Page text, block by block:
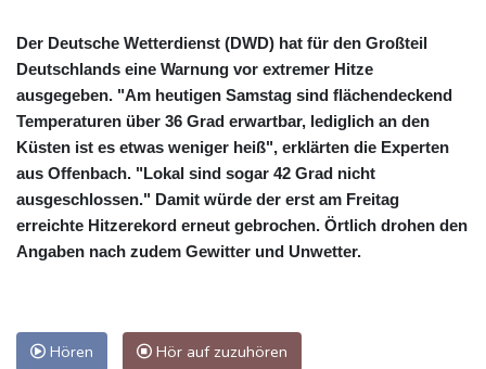
Der Deutsche Wetterdienst (DWD) hat für den Großteil
Deutschlands eine Warnung vor extremer Hitze
ausgegeben. "Am heutigen Samstag sind flächendeckend
Temperaturen über 36 Grad erwartbar, lediglich an den
Küsten ist es etwas weniger heiß", erklärten die Experten
aus Offenbach. "Lokal sind sogar 42 Grad nicht
ausgeschlossen." Damit würde der erst am Freitag
erreichte Hitzerekord erneut gebrochen. Örtlich drohen den
Angaben nach zudem Gewitter und Unwetter.
Hören Hör auf zuzuhören